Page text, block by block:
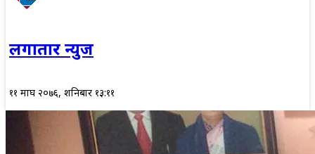
लगातार न्युज
११ माघ २०७६, शनिबार १३:११